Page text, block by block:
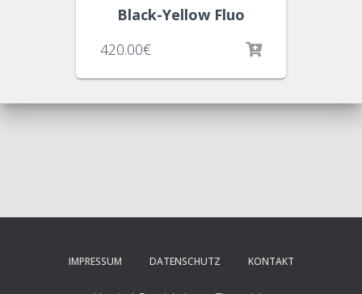
Black-Yellow Fluo
420.00€
IMPRESSUM DATENSCHUTZ KONTAKT